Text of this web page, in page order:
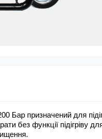
Бар призначений для
без функції підігріву